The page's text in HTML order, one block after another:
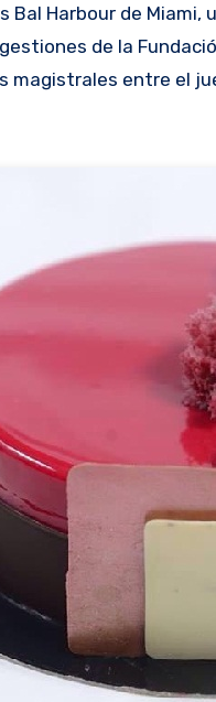
Harbour de Miami,
de la
magistrales entre el